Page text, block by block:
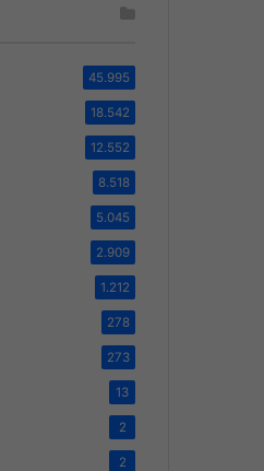
45.995
18.542
12.552
8.518
5.045
2.909
1.212
278
273
13
2
2